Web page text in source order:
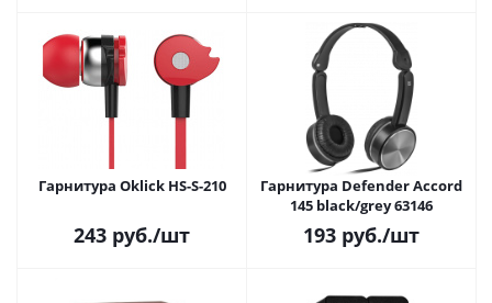
Гарнитура Oklick HS-S-210
243 руб./шт
Гарнитура Defender Accord
145 black/grey 63146
193 руб./шт